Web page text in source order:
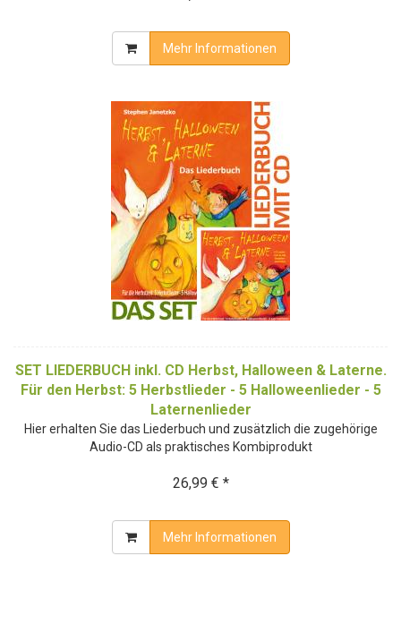
Mehr Informationen
SET LIEDERBUCH inkl. CD Herbst, Halloween & Laterne.
Für den Herbst: 5 Herbstlieder - 5 Halloweenlieder - 5
Laternenlieder
Hier erhalten Sie das Liederbuch und zusätzlich die zugehörige
Audio-CD als praktisches Kombiprodukt
26,99 € *
Mehr Informationen